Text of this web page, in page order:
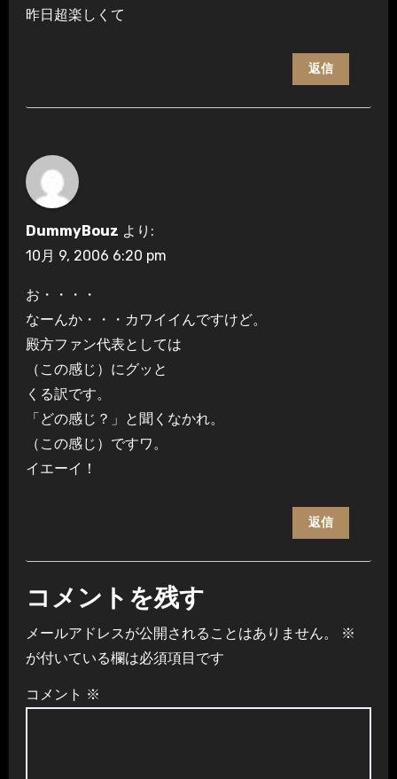
昨日超楽しくて
返信
DummyBouz より:
10月 9, 2006 6:20 pm
お・・・・
なーんか・・・カワイイんですけど。
殿方ファン代表としては
（この感じ）にグッと
くる訳です。
「どの感じ？」と聞くなかれ。
（この感じ）ですワ。
イエーイ！
返信
コメントを残す
メールアドレスが公開されることはありません。
※
が付いている欄は必須項目です
コメント ※